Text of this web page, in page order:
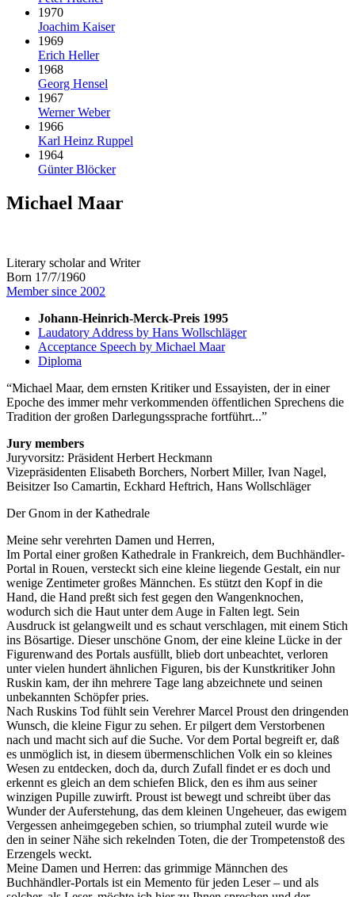
1970
Joachim Kaiser
1969
Erich Heller
1968
Georg Hensel
1967
Werner Weber
1966
Karl Heinz Ruppel
1964
Günter Blöcker
Michael Maar
Literary scholar and Writer
Born 17/7/1960
Member since 2002
Johann-Heinrich-Merck-Preis 1995
Laudatory Address by Hans Wollschläger
Acceptance Speech by Michael Maar
Diploma
Michael Maar, dem ernsten Kritiker und Essayisten, der in einer
Epoche des immer mehr verkommenden öffentlichen Sprechens die
Tradition der großen Darlegungssprache fortführt...
Jury members
Juryvorsitz: Präsident Herbert Heckmann
Vizepräsidenten Elisabeth Borchers, Norbert Miller, Ivan Nagel,
Beisitzer Iso Camartin, Eckhard Heftrich, Hans Wollschläger
Der Gnom in der Kathedrale
Meine sehr verehrten Damen und Herren,
Im Portal einer großen Kathedrale in Frankreich, dem Buchhändler-
Portal in Rouen, versteckt sich eine kleine liegende Gestalt, ein nur
wenige Zentimeter großes Männchen. Es stützt den Kopf in die
Hand, die Hand preßt sich fest gegen den Wangenknochen,
wodurch sich die Haut unter dem Auge in Falten legt. Sein
Ausdruck ist gelangweilt und es schaut verschlagen, mit einem Stich
ins Bösartige. Dieser unschöne Gnom, der eine kleine Lücke in der
Figurenwand des Portals ausfüllt, blieb dort unbeachtet, verloren
unter vielen hundert ähnlichen Figuren, bis der Kunstkritiker John
Ruskin kam, der ihn mehrere Tage lang abzeichnete und seinen
unbekannten Schöpfer pries.
Nach Ruskins Tod fühlt sein Verehrer Marcel Proust den dringenden
Wunsch, die kleine Figur zu sehen. Er pilgert dem Verstorbenen
nach und macht sich auf die Suche. Vor dem Portal begreift er, daß
es unmöglich ist, in diesem übermenschlichen Volk ein so kleines
Wesen zu entdecken, doch da, durch Zufall findet er es doch und
erkennt es gleich an dem schiefen Blick, den es ihm aus seiner
winzigen Pupille zuwirft. Proust ist bewegt und schreibt über das
Wunder der Auferstehung, das dem kleinen Ungeheuer, das ewigem
Vergessen anheimgegeben schien, so triumphal zuteil wurde wie
den in seiner Nähe sich rekelnden Toten, die der Trompetenstoß des
Erzengels weckt.
Meine Damen und Herren: das grimmige Männchen des
Buchhändler-Portals ist ein Memento für jeden Leser – und als